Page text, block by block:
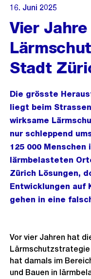
16. Juni 2025
Vier Jahre
Stadt
Die grösste
liegt beim
wirksame
nur schleppend
125 000
lärmbelasteten
Zürich Lösungen,
Entwicklungen auf
gehen in eine
Vor vier Jahren hat
hat damals im
und Bauen in